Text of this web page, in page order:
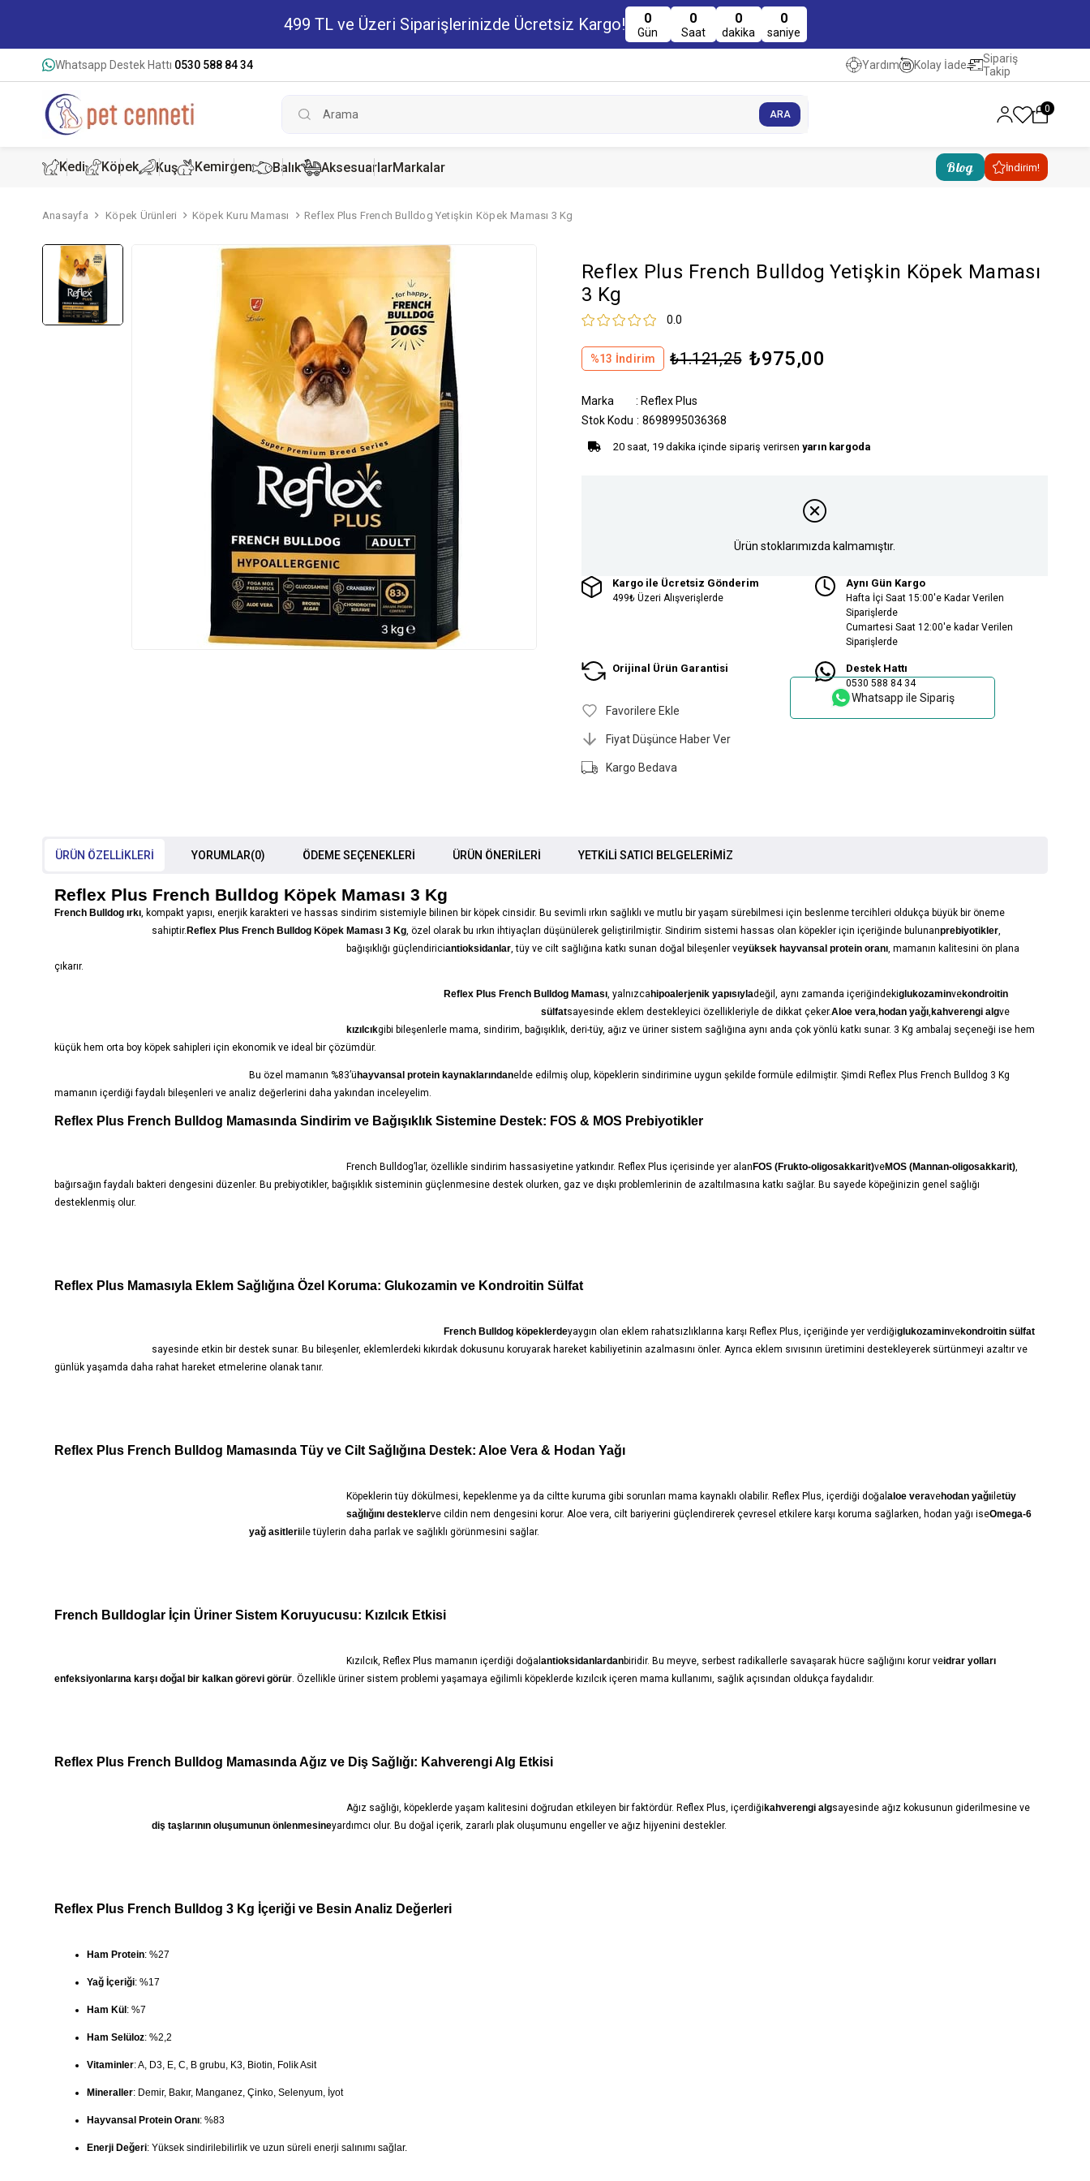
499 TL ve Üzeri Siparişlerinizde Ücretsiz Kargo! 0
Gün
0
Saat
0
dakika
0
saniye
Whatsapp Destek Hattı 0530 588 84 34 Yardım Kolay İade
Sipariş
Takip
0
Kedi
Kedi Kuru Maması
Kedi Konserve Maması
Köpek
Köpek Kuru Maması
Köpek Konserve Mamaları
Kuş Kemirgen
Hamster Yemi
Tavşan Yemi
Balık AksesuarlarMarkalar Blog İndirim!
Anasayfa Köpek Ürünleri Köpek Kuru Maması Reflex Plus French Bulldog Yetişkin Köpek Maması 3 Kg
Reflex Plus French Bulldog Yetişkin Köpek Maması
3 Kg
0.0
%13 İndirim ₺1.121,25 ₺975,00
Marka : Reflex Plus
Stok Kodu
8698995036368
20 saat, 19 dakika içinde sipariş verirsen yarın kargoda
Ürün stoklarımızda kalmamıştır.
Kargo ile Ücretsiz Gönderim
499₺ Üzeri Alışverişlerde
Aynı Gün Kargo
Hafta İçi Saat 15:00'e Kadar Verilen
Siparişlerde
Cumartesi Saat 12:00'e kadar Verilen
Siparişlerde
Orijinal Ürün Garantisi Destek Hattı
0530 588 84 34
Favorilere Ekle
Fiyat Düşünce Haber Ver
Kargo Bedava
Whatsapp ile Sipariş
ÜRÜN ÖZELLIKLERI YORUMLAR(0) ÖDEME SEÇENEKLERI ÜRÜN ÖNERILERI YETKİLİ SATICI BELGELERİMİZ
Reflex Plus French Bulldog Köpek Maması 3 Kg
French Bulldog ırkı , kompakt yapısı, enerjik karakteri ve hassas sindirim sistemiyle bilinen bir köpek cinsidir. Bu sevimli ırkın sağlıklı ve mutlu bir yaşam sürebilmesi için beslenme tercihleri oldukça büyük bir öneme
sahiptir.Reflex Plus French Bulldog Köpek Maması 3 Kg , özel olarak bu ırkın ihtiyaçları düşünülerek geliştirilmiştir. Sindirim sistemi hassas olan köpekler için içeriğinde bulunanprebiyotikler
bağışıklığı güçlendiriciantioksidanlar , tüy ve cilt sağlığına katkı sunan doğal bileşenler veyüksek hayvansal protein oranı , mamanın kalitesini ön plana
çıkarır.
Reflex Plus French Bulldog Maması , yalnızcahipoalerjenik yapısıyladeğil, aynı zamanda içeriğindekiglukozaminvekondroitin
sülfatsayesinde eklem destekleyici özellikleriyle de dikkat çeker.Aloe vera hodan yağı kahverengi algve
kızılcıkgibi bileşenlerle mama, sindirim, bağışıklık, deri-tüy, ağız ve üriner sistem sağlığına aynı anda çok yönlü katkı sunar. 3 Kg ambalaj seçeneği ise hem
küçük hem orta boy köpek sahipleri için ekonomik ve ideal bir çözümdür.
Bu özel mamanın %83’ühayvansal protein kaynaklarındanelde edilmiş olup, köpeklerin sindirimine uygun şekilde formüle edilmiştir. Şimdi Reflex Plus French Bulldog 3 Kg
mamanın içerdiği faydalı bileşenleri ve analiz değerlerini daha yakından inceleyelim.
Reflex Plus French Bulldog Mamasında Sindirim ve Bağışıklık Sistemine Destek: FOS & MOS Prebiyotikler
French Bulldog’lar, özellikle sindirim hassasiyetine yatkındır. Reflex Plus içerisinde yer alanFOS (Frukto-oligosakkarit)veMOS (Mannan-oligosakkarit)
bağırsağın faydalı bakteri dengesini düzenler. Bu prebiyotikler, bağışıklık sisteminin güçlenmesine destek olurken, gaz ve dışkı problemlerinin de azaltılmasına katkı sağlar. Bu sayede köpeğinizin genel sağlığı
desteklenmiş olur.
Reflex Plus Mamasıyla Eklem Sağlığına Özel Koruma: Glukozamin ve Kondroitin Sülfat
French Bulldog köpeklerdeyaygın olan eklem rahatsızlıklarına karşı Reflex Plus, içeriğinde yer verdiğiglukozaminvekondroitin sülfat
sayesinde etkin bir destek sunar. Bu bileşenler, eklemlerdeki kıkırdak dokusunu koruyarak hareket kabiliyetinin azalmasını önler. Ayrıca eklem sıvısının üretimini destekleyerek sürtünmeyi azaltır ve
günlük yaşamda daha rahat hareket etmelerine olanak tanır.
Reflex Plus French Bulldog Mamasında Tüy ve Cilt Sağlığına Destek: Aloe Vera & Hodan Yağı
Köpeklerin tüy dökülmesi, kepeklenme ya da ciltte kuruma gibi sorunları mama kaynaklı olabilir. Reflex Plus, içerdiği doğal aloe veravehodan yağıiletüy
sağlığını desteklerve cildin nem dengesini korur. Aloe vera, cilt bariyerini güçlendirerek çevresel etkilere karşı koruma sağlarken, hodan yağı iseOmega-6
yağ asitleriile tüylerin daha parlak ve sağlıklı görünmesini sağlar.
French Bulldoglar İçin Üriner Sistem Koruyucusu: Kızılcık Etkisi
Kızılcık, Reflex Plus mamanın içerdiği doğal antioksidanlardanbiridir. Bu meyve, serbest radikallerle savaşarak hücre sağlığını korur veidrar yolları
enfeksiyonlarına karşı doğal bir kalkan görevi görür . Özellikle üriner sistem problemi yaşamaya eğilimli köpeklerde kızılcık içeren mama kullanımı, sağlık açısından oldukça faydalıdır.
Reflex Plus French Bulldog Mamasında Ağız ve Diş Sağlığı: Kahverengi Alg Etkisi
Ağız sağlığı, köpeklerde yaşam kalitesini doğrudan etkileyen bir faktördür. Reflex Plus, içerdiğikahverengi algsayesinde ağız kokusunun giderilmesine ve
diş taşlarının oluşumunun önlenmesineyardımcı olur. Bu doğal içerik, zararlı plak oluşumunu engeller ve ağız hijyenini destekler.
Reflex Plus French Bulldog 3 Kg İçeriği ve Besin Analiz Değerleri
Ham Protein: %27
Yağ İçeriği: %17
Ham Kül: %7
Ham Selüloz: %2,2
Vitaminler: A, D3, E, C, B grubu, K3, Biotin, Folik Asit
Mineraller: Demir, Bakır, Manganez, Çinko, Selenyum, İyot
Hayvansal Protein Oranı: %83
Enerji Değeri: Yüksek sindirilebilirlik ve uzun süreli enerji salınımı sağlar.